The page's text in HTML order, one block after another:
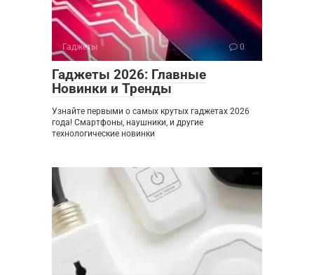
Гаджеты 0
Гаджеты 2026: Главные
Новинки и Тренды
Узнайте первыми о самых крутых гаджетах 2026
года! Смартфоны, наушники, и другие
технологические новинки